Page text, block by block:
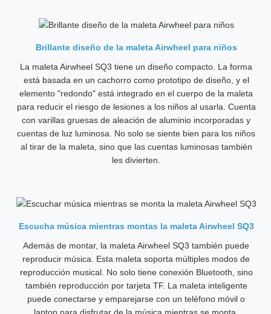
Brillante diseño de la maleta Airwheel para niños
La maleta Airwheel SQ3 tiene un diseño compacto. La forma
está basada en un cachorro como prototipo de diseño, y el
elemento "redondo" está integrado en el cuerpo de la maleta
para reducir el riesgo de lesiones a los niños al usarla. Cuenta
con varillas gruesas de aleación de aluminio incorporadas y
cuentas de luz luminosa. No solo se siente bien para los niños
al tirar de la maleta, sino que las cuentas luminosas también
les divierten.
Escucha música mientras montas la maleta Airwheel SQ3
Además de montar, la maleta Airwheel SQ3 también puede
reproducir música. Esta maleta soporta múltiples modos de
reproducción musical. No solo tiene conexión Bluetooth, sino
también reproducción por tarjeta TF. La maleta inteligente
puede conectarse y emparejarse con un teléfono móvil o